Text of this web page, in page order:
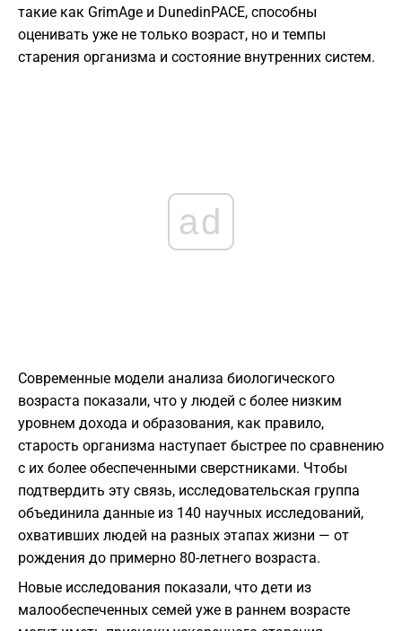
такие как GrimAge и DunedinPACE, способны
оценивать уже не только возраст, но и темпы
старения организма и состояние внутренних систем.
ad
Современные модели анализа биологического
возраста показали, что у людей с более низким
уровнем дохода и образования, как правило,
старость организма наступает быстрее по сравнению
с их более обеспеченными сверстниками. Чтобы
подтвердить эту связь, исследовательская группа
объединила данные из 140 научных исследований,
охвативших людей на разных этапах жизни — от
рождения до примерно 80-летнего возраста.
Новые исследования показали, что дети из
малообеспеченных семей уже в раннем возрасте